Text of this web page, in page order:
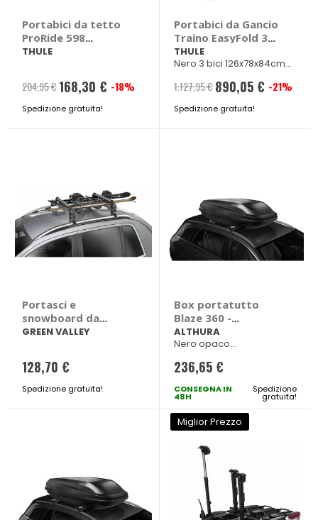
Portabici da tetto
ProRide 598
Alluminio - THULE
THULE
204,95 € Prezzo
speciale
168,30 € -18%
Spedizione gratuita!
Portabici da Gancio
Traino EasyFold 3
9451 - THULE
THULE
Nero 3 bici 126x78x84cm
1.127,95 € Prezzo
speciale
890,05 € -21%
Spedizione gratuita!
Portasci e
snowboard da
portatutto Easy
GREEN VALLEY
128,70 €
Spedizione gratuita!
Box portatutto
Blaze 360 -
ALTHURA
ALTHURA
Nero opaco
10,4kg
236,65 €
CONSEGNA IN
48H
Spedizione
gratuita!
Miglior Prezzo